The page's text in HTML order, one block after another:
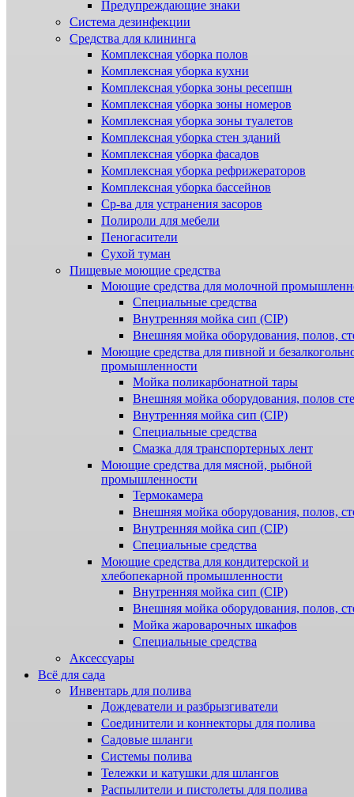
Предупреждающие знаки
Система дезинфекции
Cредства для клининга
Комплексная уборка полов
Комплексная уборка кухни
Комплексная уборка зоны ресепшн
Комплексная уборка зоны номеров
Комплексная уборка зоны туалетов
Комплексная уборка стен зданий
Комплексная уборка фасадов
Комплексная уборка рефрижераторов
Комплексная уборка бассейнов
Ср-ва для устранения засоров
Полироли для мебели
Пеногасители
Сухой туман
Пищевые моющие средства
Моющие средства для молочной
Специальные средства
Внутренняя мойка сип (CIP)
Внешняя мойка оборудования, полов,
Моющие средства для пивной и
промышленности
Мойка поликарбонатной тары
Внешняя мойка оборудования, полов
Внутренняя мойка сип (CIP)
Специальные средства
Смазка для транспортерных лент
Моющие средства для мясной, рыбной
промышленности
Термокамера
Внешняя мойка оборудования, полов,
Внутренняя мойка сип (CIP)
Специальные средства
Моющие средства для кондитерской и
хлебопекарной промышленности
Внутренняя мойка сип (CIP)
Внешняя мойка оборудования, полов,
Мойка жароварочных шкафов
Специальные средства
Аксессуары
Всё для сада
Инвентарь для полива
Дождеватели и разбрызгиватели
Соединители и коннекторы для полива
Садовые шланги
Системы полива
Тележки и катушки для шлангов
Распылители и пистолеты для полива